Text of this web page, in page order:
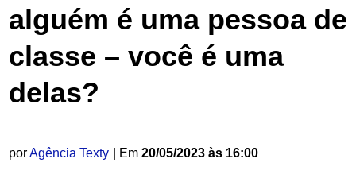
alguém é uma pessoa de
classe – você é uma
delas?
porAgência Texty | Em 20/05/2023 às 16:00